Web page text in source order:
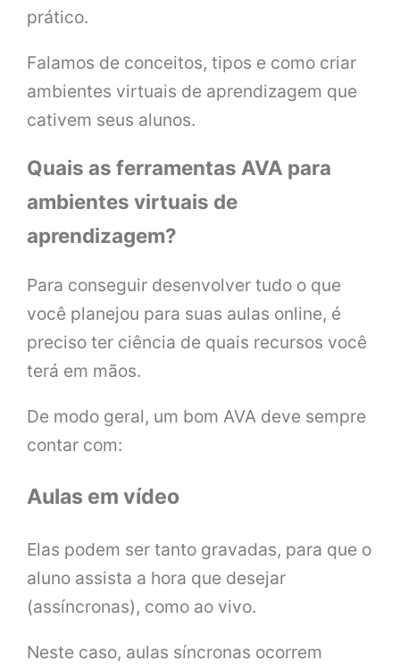
prático.
Falamos de conceitos, tipos e como criar
ambientes virtuais de aprendizagem que
cativem seus alunos.
Quais as ferramentas AVA para
ambientes virtuais de
aprendizagem?
Para conseguir desenvolver tudo o que
você planejou para suas aulas online, é
preciso ter ciência de quais recursos você
terá em mãos.
De modo geral, um bom AVA deve sempre
contar com:
Aulas em vídeo
Elas podem ser tanto gravadas, para que o
aluno assista a hora que desejar
(assíncronas), como ao vivo.
Neste caso, aulas síncronas ocorrem